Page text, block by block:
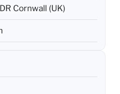
Cornwall (UK)